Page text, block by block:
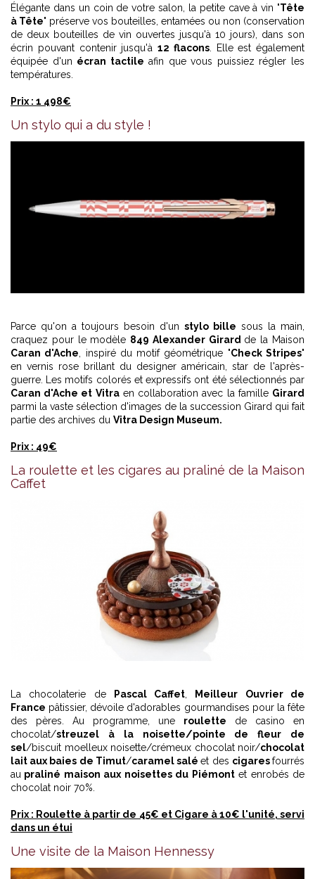
Élégante dans un coin de votre salon, la petite cave à vin "Tête
à Tête" préserve vos bouteilles, entamées ou non (conservation
de deux bouteilles de vin ouvertes jusqu'à 10 jours), dans son
écrin pouvant contenir jusqu'à 12 flacons. Elle est également
équipée d'un écran tactile afin que vous puissiez régler les
températures.
Prix : 1 498€
Un stylo qui a du style !
Parce qu'on a toujours besoin d'un stylo bille sous la main,
craquez pour le modèle 849 Alexander Girard de la Maison
Caran d'Ache, inspiré du motif géométrique "Check Stripes"
en vernis rose brillant du designer américain, star de l'après-
guerre. Les motifs colorés et expressifs ont été sélectionnés par
Caran d'Ache et Vitraen collaboration avec la famille Girard
parmi la vaste sélection d'images de la succession Girard qui fait
partie des archives du Vitra Design Museum.
Prix : 49€
La roulette et les cigares au praliné de la Maison
Caffet
La chocolaterie de Pascal Caffet,
Meilleur Ouvrier de
France pâtissier, dévoile d'adorables gourmandises pour la fête
des pères. Au programme, une roulette de casino en
chocolat/streuzel à la noisette/pointe de fleur de
sel/biscuit moelleux noisette/crémeux chocolat noir/chocolat
lait aux baies de Timut/caramel saléet des cigaresfourrés
au praliné maison aux noisettes du Piémontet enrobés de
chocolat noir 70%.
Prix : Roulette à partir de 45€ et Cigare à 10€ l'unité, servi
dans un étui
Une visite de la Maison Hennessy